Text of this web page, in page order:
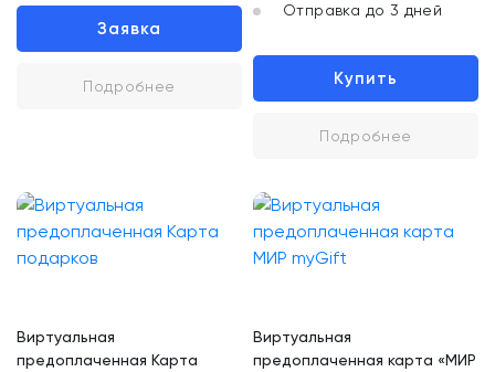
Заявка
Подробнее
Отправка до 3 дней
Купить
Подробнее
Виртуальная
предоплаченная Карта
Виртуальная
предоплаченная карта «МИР